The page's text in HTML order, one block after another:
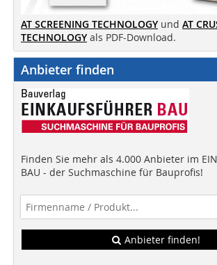
AT SCREENING TECHNOLOGY und AT
TECHNOLOGY als PDF-Download.
Anbieter finden
Finden Sie mehr als 4.000 Anbieter im
BAU - der Suchmaschine für Bauprofis!
Anbieter finden!